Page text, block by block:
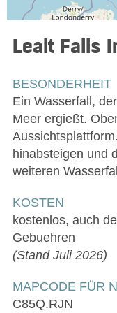
Lealt Falls
BESONDERHEIT
Ein Wasserfall,
Meer ergießt.
hinabsteigen und
weiteren
KOSTEN
kostenlos, auch
Gebuehren
(Stand Juli 2026)
MAPCODE FÜR
C85Q.RJN